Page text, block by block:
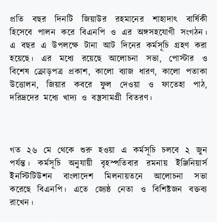
প্রতি বছর দিনটি জিয়াউর রহমানের শাহাদাৎ বার্ষিকী
হিসেবে পালন করে বিএনপি ও এর অঙ্গসহযোগী সংগঠন।
এ বছর এ উপলক্ষে টানা আট দিনের কর্মসূচি গ্রহণ করা
হয়েছে। এর মধ্যে রয়েছে আলোচনা সভা, পোস্টার ও
বিশেষ ক্রোড়পত্র প্রকাশ, কালো ব্যাজ ধারণ, কালো পতাকা
উত্তোলন, জিয়ার কবরে ফুল দেওয়া ও ফাতেহা পাঠ,
দরিদ্রদের মধ্যে খাদ্য ও বস্ত্রসামগ্রী বিতরণ।
গত ২৬ মে থেকে শুরু হওয়া এ কর্মসূচি চলবে ২ জুন
পর্যন্ত। কর্মসূচি অনুযায়ী বৃহস্পতিবার রমনায় ইঞ্জিনিয়ার্স
ইনস্টিটিউশন বাংলাদেশ মিলনায়তনে আলোচনা সভা
করেছে বিএনপি। এতে জ্যেষ্ঠ নেতা ও বিশিষ্টজন বক্তব্য
রাখেন।